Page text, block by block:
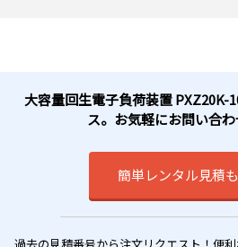
大容量回生電子負荷装置 PXZ20K-
ス。お気軽にお問い合わ
簡単レンタル見積